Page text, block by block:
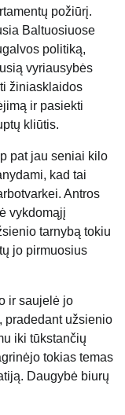
požiūrį.
Baltuosiuose
politiką,
vyriausybės
žiniasklaidos
ir pasiekti
kliūtis.
pat jau seniai kilo
kad tai
Antros
vykdomąjį
tarnybą tokiu
jo pirmuosius
ir saujelė jo
pradedant užsienio
iki tūkstančių
tokias temas
Daugybė biurų